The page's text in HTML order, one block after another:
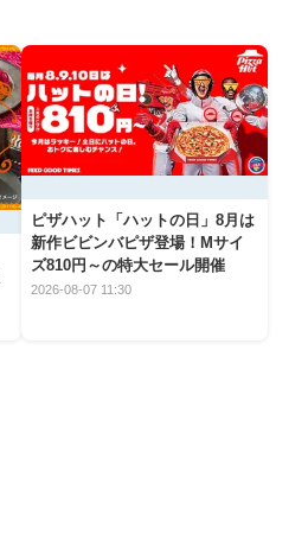
ピザハット「ハットの日」8月は
新作ビビンバピザ登場！Mサイ
ズ810円～の特大セール開催
2026-08-07 11:30